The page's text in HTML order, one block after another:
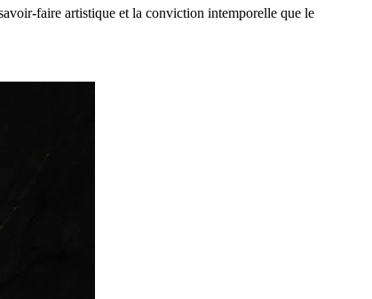
faire artistique et la conviction intemporelle que le